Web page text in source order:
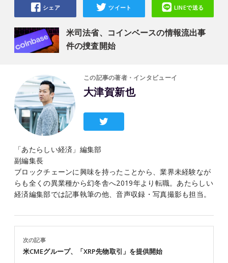
米司法省、コインベースの情報流出事
件の捜査開始
シェア ツイート LINEで送る
この記事の著者・インタビューイ
大津賀新也
「あたらしい経済」編集部
副編集長
ブロックチェーンに興味を持ったことから、業界未経験なが
らも全くの異業種から幻冬舎へ2019年より転職。あたらしい
経済編集部では記事執筆の他、音声収録・写真撮影も担当。
次の記事
米CMEグループ、「XRP先物取引」を提供開始